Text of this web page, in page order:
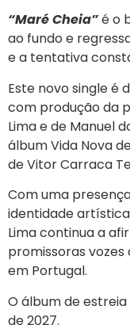
“Maré Cheia”é o
ao fundo e
e a tentativa
Este novo single é
com produção da
Lima e de Manuel
álbum Vida Nova
de Vitor Carraca
Com uma
identidade
Lima continua a
promissoras
em Portugal.
O álbum de
de 2027.